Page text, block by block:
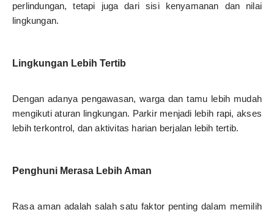
perlindungan, tetapi juga dari sisi kenyamanan dan nilai
lingkungan.
Lingkungan Lebih Tertib
Dengan adanya pengawasan, warga dan tamu lebih mudah
mengikuti aturan lingkungan. Parkir menjadi lebih rapi, akses
lebih terkontrol, dan aktivitas harian berjalan lebih tertib.
Penghuni Merasa Lebih Aman
Rasa aman adalah salah satu faktor penting dalam memilih